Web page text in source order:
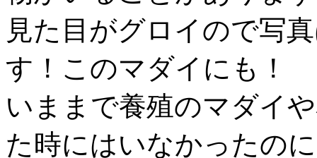
見た目がグロイので写
す！このマダイにも！
いままで養殖のマダイ
た時にはいなかったの